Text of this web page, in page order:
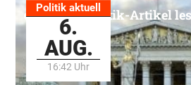
Politik aktuell
6.
AUG.
16:42 Uhr
Alle Politik-Artikel